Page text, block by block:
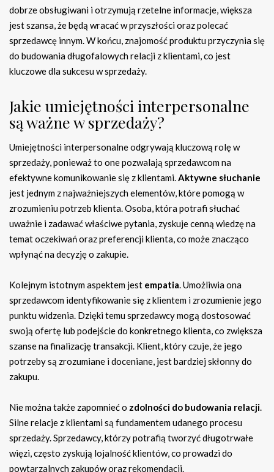
dobrze obsługiwani i otrzymują rzetelne informacje, większa
jest szansa, że będą wracać w przyszłości oraz polecać
sprzedawcę innym. W końcu, znajomość produktu przyczynia się
do budowania długofalowych relacji z klientami, co jest
kluczowe dla sukcesu w sprzedaży.
Jakie umiejętności interpersonalne
są ważne w sprzedaży?
Umiejętności interpersonalne odgrywają kluczową rolę w
sprzedaży, ponieważ to one pozwalają sprzedawcom na
efektywne komunikowanie się z klientami.Aktywne słuchanie
jest jednym z najważniejszych elementów, które pomogą w
zrozumieniu potrzeb klienta. Osoba, która potrafi słuchać
uważnie i zadawać właściwe pytania, zyskuje cenną wiedzę na
temat oczekiwań oraz preferencji klienta, co może znacząco
wpłynąć na decyzję o zakupie.
Kolejnym istotnym aspektem jest empatia. Umożliwia ona
sprzedawcom identyfikowanie się z klientem i zrozumienie jego
punktu widzenia. Dzięki temu sprzedawcy mogą dostosować
swoją ofertę lub podejście do konkretnego klienta, co zwiększa
szanse na finalizację transakcji. Klient, który czuje, że jego
potrzeby są zrozumiane i doceniane, jest bardziej skłonny do
zakupu.
Nie można także zapomnieć o zdolności do budowania relacji.
Silne relacje z klientami są fundamentem udanego procesu
sprzedaży. Sprzedawcy, którzy potrafią tworzyć długotrwałe
więzi, często zyskują lojalność klientów, co prowadzi do
powtarzalnych zakupów oraz rekomendacji.